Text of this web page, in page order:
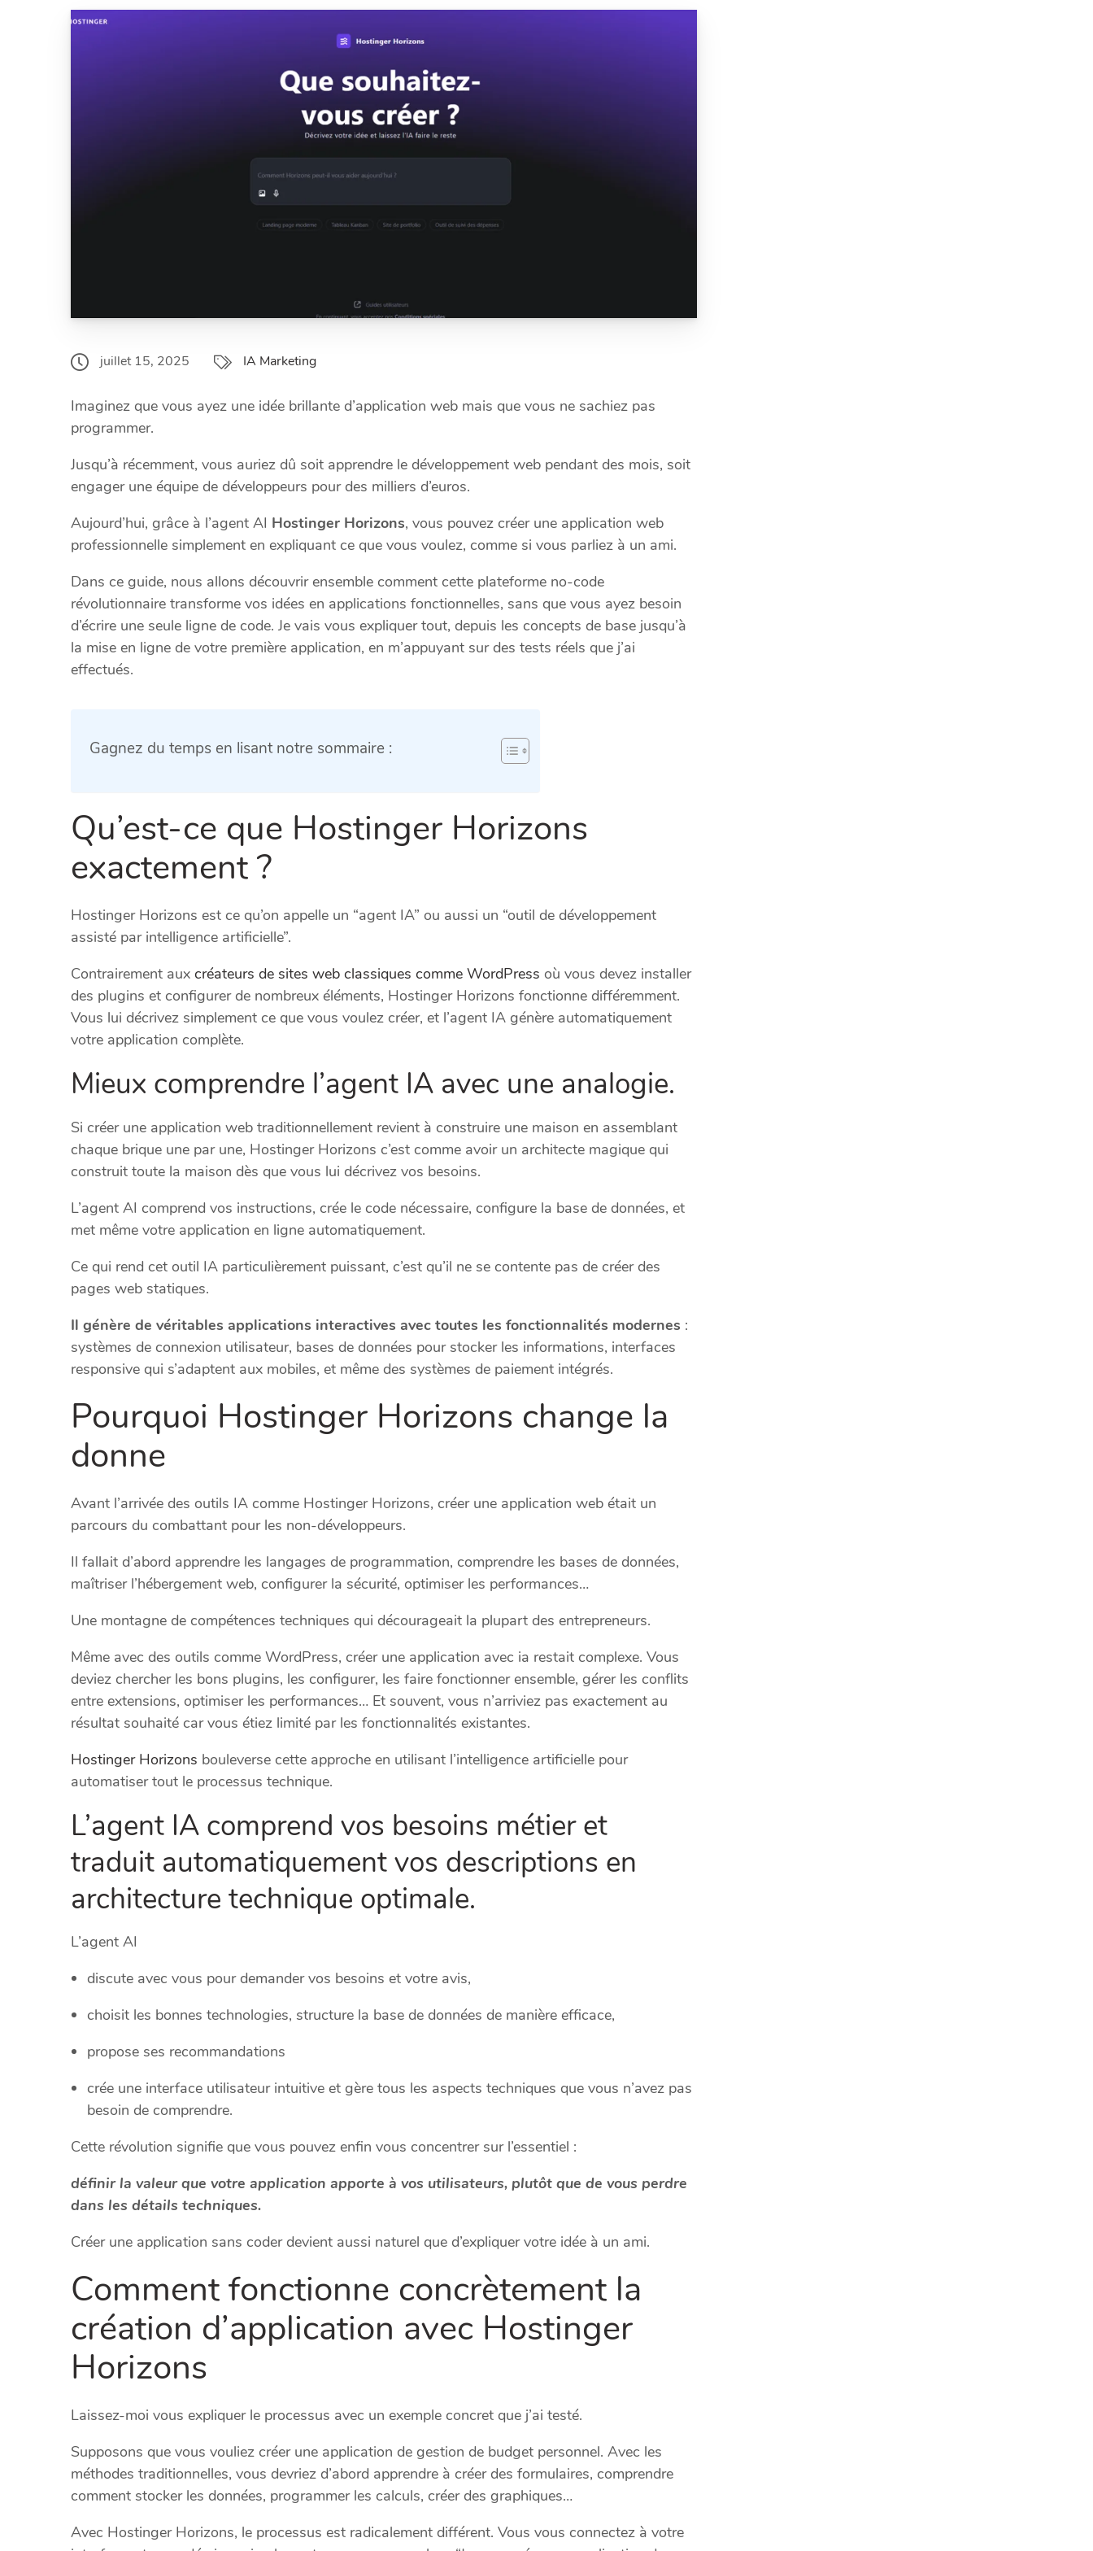
juillet 15, 2025 IA Marketing
Imaginez que vous ayez une idée brillante d’application web mais que vous ne sachiez pas
programmer.
Jusqu’à récemment, vous auriez dû soit apprendre le développement web pendant des mois, soit
engager une équipe de développeurs pour des milliers d’euros.
Aujourd’hui, grâce à l’agent AI Hostinger Horizons, vous pouvez créer une application web
professionnelle simplement en expliquant ce que vous voulez, comme si vous parliez à un ami.
Dans ce guide, nous allons découvrir ensemble comment cette plateforme no-code
révolutionnaire transforme vos idées en applications fonctionnelles, sans que vous ayez besoin
d’écrire une seule ligne de code. Je vais vous expliquer tout, depuis les concepts de base jusqu’à
la mise en ligne de votre première application, en m’appuyant sur des tests réels que j’ai
effectués.
Gagnez du temps en lisant notre sommaire :
Qu’est-ce que Hostinger Horizons
exactement ?
Hostinger Horizons est ce qu’on appelle un “agent IA” ou aussi un “outil de développement
assisté par intelligence artificielle”.
Contrairement aux créateurs de sites web classiques comme WordPress où vous devez installer
des plugins et configurer de nombreux éléments, Hostinger Horizons fonctionne différemment.
Vous lui décrivez simplement ce que vous voulez créer, et l’agent IA génère automatiquement
votre application complète.
Mieux comprendre l’agent IA avec une analogie.
Si créer une application web traditionnellement revient à construire une maison en assemblant
chaque brique une par une, Hostinger Horizons c’est comme avoir un architecte magique qui
construit toute la maison dès que vous lui décrivez vos besoins.
L’agent AI comprend vos instructions, crée le code nécessaire, configure la base de données, et
met même votre application en ligne automatiquement.
Ce qui rend cet outil IA particulièrement puissant, c’est qu’il ne se contente pas de créer des
pages web statiques.
Il génère de véritables applications interactives avec toutes les fonctionnalités modernes :
systèmes de connexion utilisateur, bases de données pour stocker les informations, interfaces
responsive qui s’adaptent aux mobiles, et même des systèmes de paiement intégrés.
Pourquoi Hostinger Horizons change la
donne
Avant l’arrivée des outils IA comme Hostinger Horizons, créer une application web était un
parcours du combattant pour les non-développeurs.
Il fallait d’abord apprendre les langages de programmation, comprendre les bases de données,
maîtriser l’hébergement web, configurer la sécurité, optimiser les performances…
Une montagne de compétences techniques qui décourageait la plupart des entrepreneurs.
Même avec des outils comme WordPress, créer une application avec ia restait complexe. Vous
deviez chercher les bons plugins, les configurer, les faire fonctionner ensemble, gérer les conflits
entre extensions, optimiser les performances… Et souvent, vous n’arriviez pas exactement au
résultat souhaité car vous étiez limité par les fonctionnalités existantes.
Hostinger Horizons bouleverse cette approche en utilisant l’intelligence artificielle pour
automatiser tout le processus technique.
L’agent IA comprend vos besoins métier et
traduit automatiquement vos descriptions en
architecture technique optimale.
L’agent AI
discute avec vous pour demander vos besoins et votre avis,
choisit les bonnes technologies, structure la base de données de manière efficace,
propose ses recommandations
crée une interface utilisateur intuitive et gère tous les aspects techniques que vous n’avez pas
besoin de comprendre.
Cette révolution signifie que vous pouvez enfin vous concentrer sur l’essentiel :
définir la valeur que votre application apporte à vos utilisateurs, plutôt que de vous perdre
dans les détails techniques.
Créer une application sans coder devient aussi naturel que d’expliquer votre idée à un ami.
Comment fonctionne concrètement la
création d’application avec Hostinger
Horizons
Laissez-moi vous expliquer le processus avec un exemple concret que j’ai testé.
Supposons que vous vouliez créer une application de gestion de budget personnel. Avec les
méthodes traditionnelles, vous devriez d’abord apprendre à créer des formulaires, comprendre
comment stocker les données, programmer les calculs, créer des graphiques…
Avec Hostinger Horizons, le processus est radicalement différent. Vous vous connectez à votre